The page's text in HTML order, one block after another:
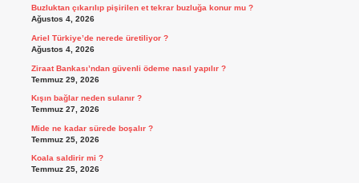
Buzluktan çıkarılıp pişirilen et tekrar buzluğa konur mu ?
Ağustos 4, 2026
Ariel Türkiye’de nerede üretiliyor ?
Ağustos 4, 2026
Ziraat Bankası’ndan güvenli ödeme nasıl yapılır ?
Temmuz 29, 2026
Kışın bağlar neden sulanır ?
Temmuz 27, 2026
Mide ne kadar sürede boşalır ?
Temmuz 25, 2026
Koala saldirir mi ?
Temmuz 25, 2026